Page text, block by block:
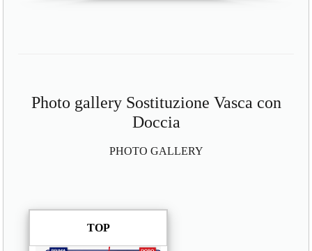
Photo gallery Sostituzione Vasca con
Doccia
PHOTO GALLERY
TOP